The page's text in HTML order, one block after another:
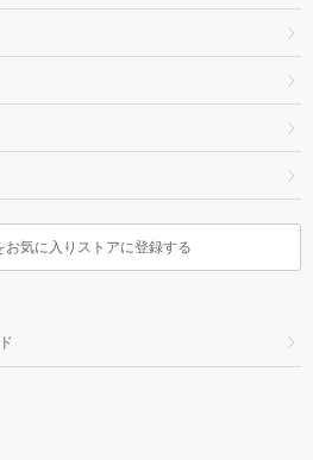
お気に入りストアに登録する